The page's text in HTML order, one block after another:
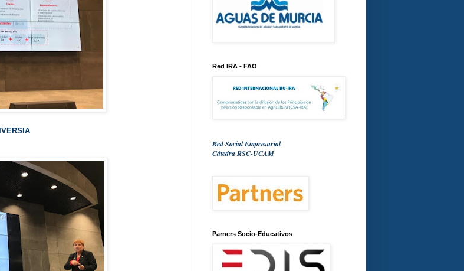
Red IRA - FAO
Red Social Empresarial
Cátedra RSC-UCAM
Parners Socio-Educativos